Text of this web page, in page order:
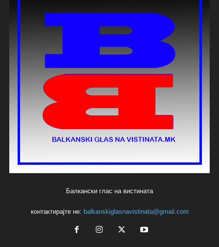
Балкански глас на вистината
контактирајте не: balkanskiglasnavistinata@gmail.com